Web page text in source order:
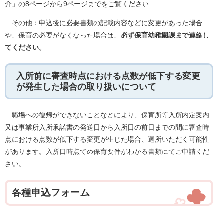
介」の8ページから9ページまでをご覧ください
その他：申込後に必要書類の記載内容などに変更があった場合
や、保育の必要がなくなった場合は、 必ず保育幼稚園課まで連絡し
てください。
入所前に審査時点における点数が低下する変更
が発生した場合の取り扱いについて
職場への復帰ができないことなどにより、保育所等入所内定案内
又は事業所入所承諾書の発送日から入所日の前日までの間に審査時
点における点数が低下する変更が生じた場合、退所いただく可能性
があります。入所日時点での保育要件がわかる書類にてご申請くだ
さい。
各種申込フォーム